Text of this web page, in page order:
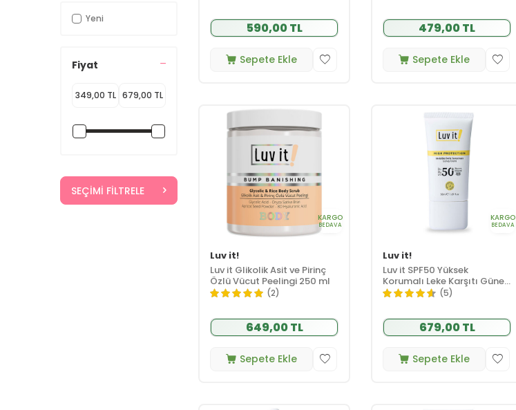
Yeni
Fiyat
SEÇIMI FILTRELE
590,00 TL
Sepete Ekle
479,00 TL
Sepete Ekle
KARGO
BEDAVA
Luv it!
Luv it Glikolik Asit ve Pirinç
Özlü Vücut Peelingi 250 ml
(2)
649,00 TL
Sepete Ekle
KARGO
BEDAVA
Luv it!
Luv it SPF50 Yüksek
Korumalı Leke Karşıtı Güneş
Kremi 50 ml (5)
679,00 TL
Sepete Ekle